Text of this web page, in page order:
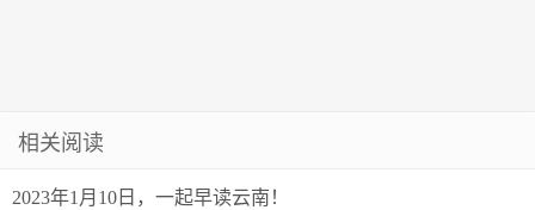
相关阅读
2023年1月10日，一起早读云南！